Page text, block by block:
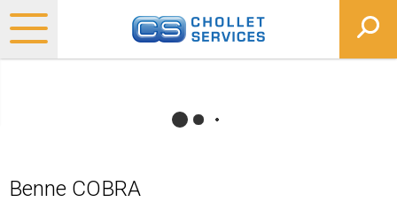
Benne COBRA